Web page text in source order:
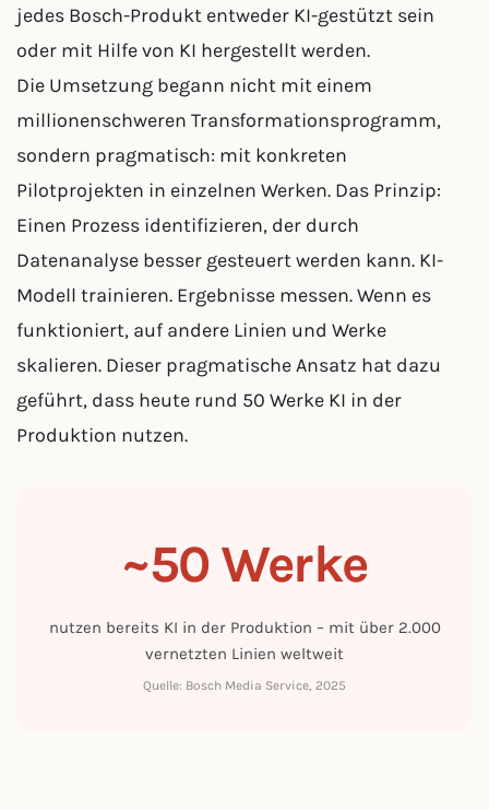
jedes Bosch-Produkt entweder KI-gestützt sein
oder mit Hilfe von KI hergestellt werden.
Die Umsetzung begann nicht mit einem
millionenschweren Transformationsprogramm,
sondern pragmatisch: mit konkreten
Pilotprojekten in einzelnen Werken. Das Prinzip:
Einen Prozess identifizieren, der durch
Datenanalyse besser gesteuert werden kann. KI-
Modell trainieren. Ergebnisse messen. Wenn es
funktioniert, auf andere Linien und Werke
skalieren. Dieser pragmatische Ansatz hat dazu
geführt, dass heute rund 50 Werke KI in der
Produktion nutzen.
~50 Werke
nutzen bereits KI in der Produktion – mit über 2.000
vernetzten Linien weltweit
Quelle: Bosch Media Service, 2025